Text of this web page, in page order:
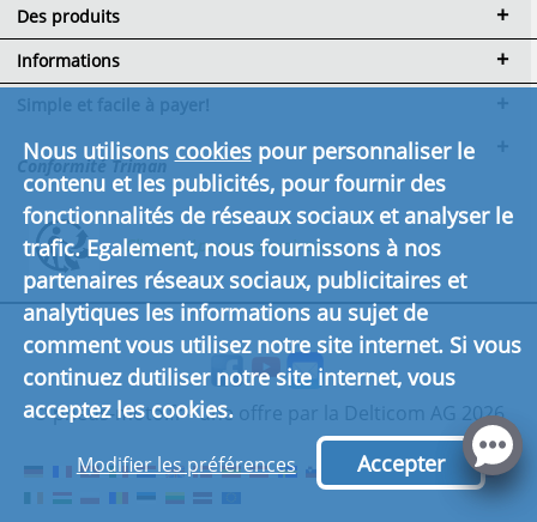
Des produits
Informations
et de livraison
Inscription partenaire de
Conformité Triman
Cliquez ici pour en savoir plus.
© pneus-moto.fr - une offre par la Delticom AG 2026
Nous utilisons cookiespour personnaliser le
contenu et les publicités, pour fournir des
fonctionnalités de réseaux sociaux et analyser le
trafic. Egalement, nous fournissons à nos
partenaires réseaux sociaux, publicitaires et
analytiques les informations au sujet de
comment vous utilisez notre site internet. Si vous
continuez dutiliser notre site internet, vous
acceptez les cookies.
Modifier les préférences Accepter